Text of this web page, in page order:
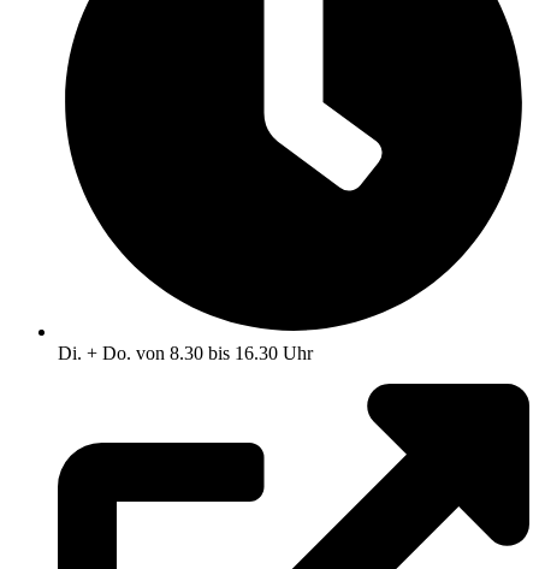
Di. + Do. von 8.30 bis 16.30 Uhr